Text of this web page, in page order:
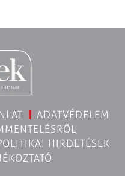
ADATVÉDELEM
HIRDETÉSEK